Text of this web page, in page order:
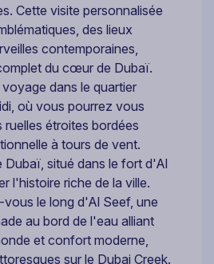
Cette visite personnalisée
des lieux
contemporaines,
du cœur de Dubaï.
dans le quartier
où vous pourrez vous
ruelles étroites bordées
à tours de vent.
Dubaï, situé dans le fort d'Al
l'histoire riche de la ville.
le long d'Al Seef, une
au bord de l'eau alliant
et confort moderne,
sur le Dubai Creek.